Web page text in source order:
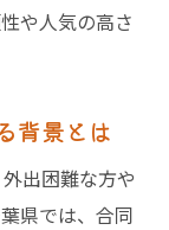
や人気の高さ
背景とは
出困難な方や
県では、合同